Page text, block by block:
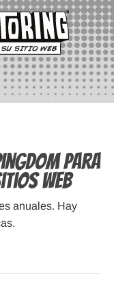
para
web
anuales. Hay